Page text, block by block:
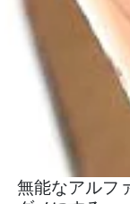
無能なアルフ